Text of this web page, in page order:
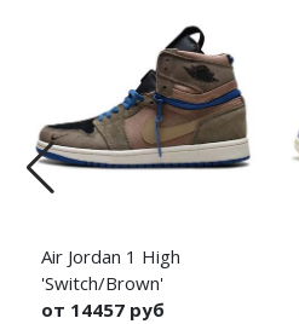
Air Jordan 1 High
'Switch/Brown'
от 14457 руб